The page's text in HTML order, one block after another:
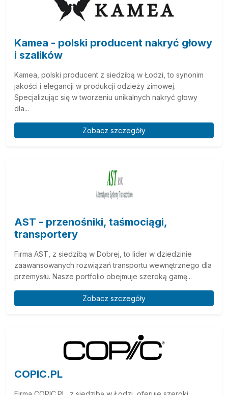
Kamea - polski producent nakryć głowy
i szalików
Kamea, polski producent z siedzibą w Łodzi, to synonim
jakości i elegancji w produkcji odzieży zimowej.
Specjalizując się w tworzeniu unikalnych nakryć głowy
dla...
Zobacz szczegóły
AST - przenośniki, taśmociągi,
transportery
Firma AST, z siedzibą w Dobrej, to lider w dziedzinie
zaawansowanych rozwiązań transportu wewnętrznego dla
przemysłu. Nasze portfolio obejmuje szeroką gamę...
Zobacz szczegóły
COPIC.PL